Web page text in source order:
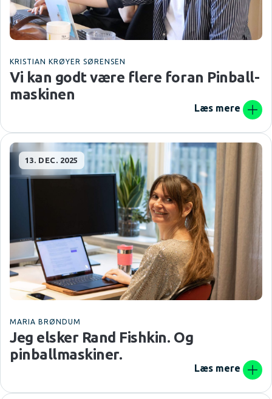
KRISTIAN KRØYER SØRENSEN
Vi kan godt være flere foran Pinball-
maskinen
Læs mere
13. DEC. 2025
MARIA BRØNDUM
Jeg elsker Rand Fishkin. Og
pinballmaskiner.
Læs mere